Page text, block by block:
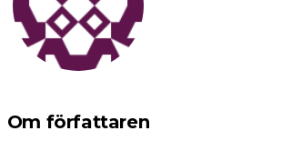
Om författaren